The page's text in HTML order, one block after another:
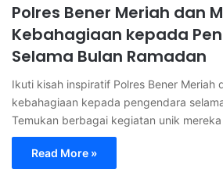
Polres Bener Meriah dan
Kebahagiaan kepada
Selama Bulan Ramadan
Ikuti kisah inspiratif Polres Bener Meriah
kebahagiaan kepada pengendara
Temukan berbagai kegiatan unik
Read More »